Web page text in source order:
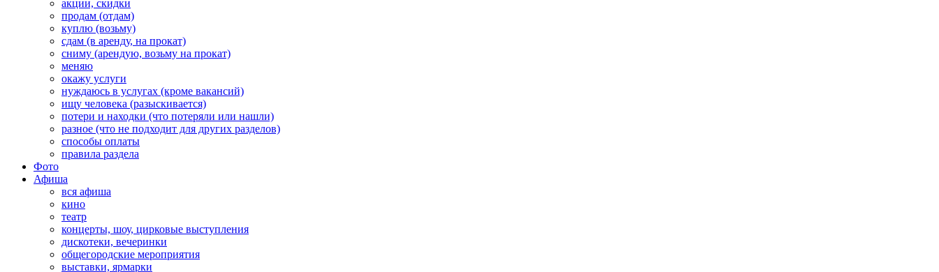
акции, скидки
продам (отдам)
куплю (возьму)
сдам (в аренду, на прокат)
сниму (арендую, возьму на прокат)
меняю
окажу услуги
нуждаюсь в услугах (кроме вакансий)
ищу человека (разыскивается)
потери и находки (что потеряли или нашли)
разное (что не подходит для других разделов)
способы оплаты
правила раздела
Фото
Афиша
вся афиша
кино
театр
концерты, шоу, цирковые выступления
дискотеки, вечеринки
общегородские мероприятия
выставки, ярмарки